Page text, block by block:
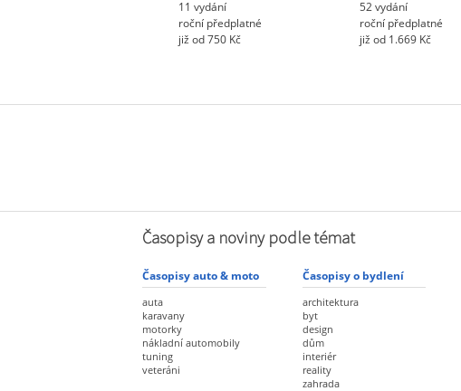
11 vydání
roční předplatné
již od 750 Kč
52 vydání
roční předplatné
již od 1.669 Kč
Časopisy a noviny podle témat
Časopisy auto & moto
auta
karavany
motorky
nákladní automobily
tuning
veteráni
Časopisy o bydlení
architektura
byt
design
dům
interiér
reality
zahrada